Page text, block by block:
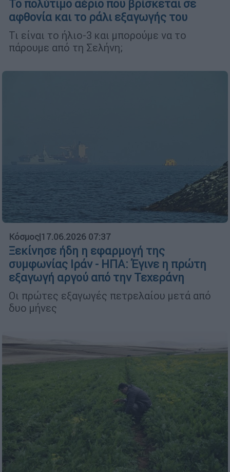
Το πολύτιμο αέριο που βρίσκεται σε
αφθονία και το ράλι εξαγωγής του
Τι είναι το ήλιο-3 και μπορούμε να το
πάρουμε από τη Σελήνη;
Κόσμος|17.06.2026 07:37
Ξεκίνησε ήδη η εφαρμογή της
συμφωνίας Ιράν - ΗΠΑ: Έγινε η πρώτη
εξαγωγή αργού από την Τεχεράνη
Οι πρώτες εξαγωγές πετρελαίου μετά από
δυο μήνες